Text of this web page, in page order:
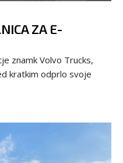
ZA E-
znamk Volvo Trucks,
kratkim odprlo svoje